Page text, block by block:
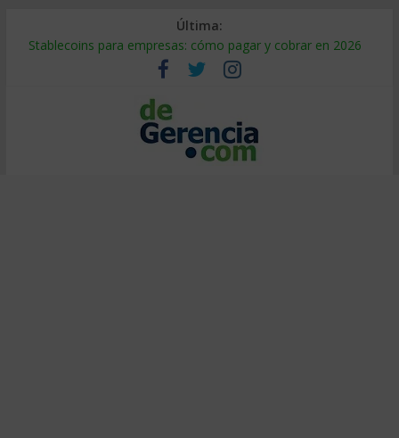
Última:
Stablecoins para empresas: cómo pagar y cobrar en 2026
Despido silencioso: qué es y por qué sale tan caro
IA en selección de personal: cómo auditarla a tiempo
Trabajo forzoso en la cadena de suministro: qué hacer
Mercado hispano de EE. UU.: cómo segmentarlo y venderle